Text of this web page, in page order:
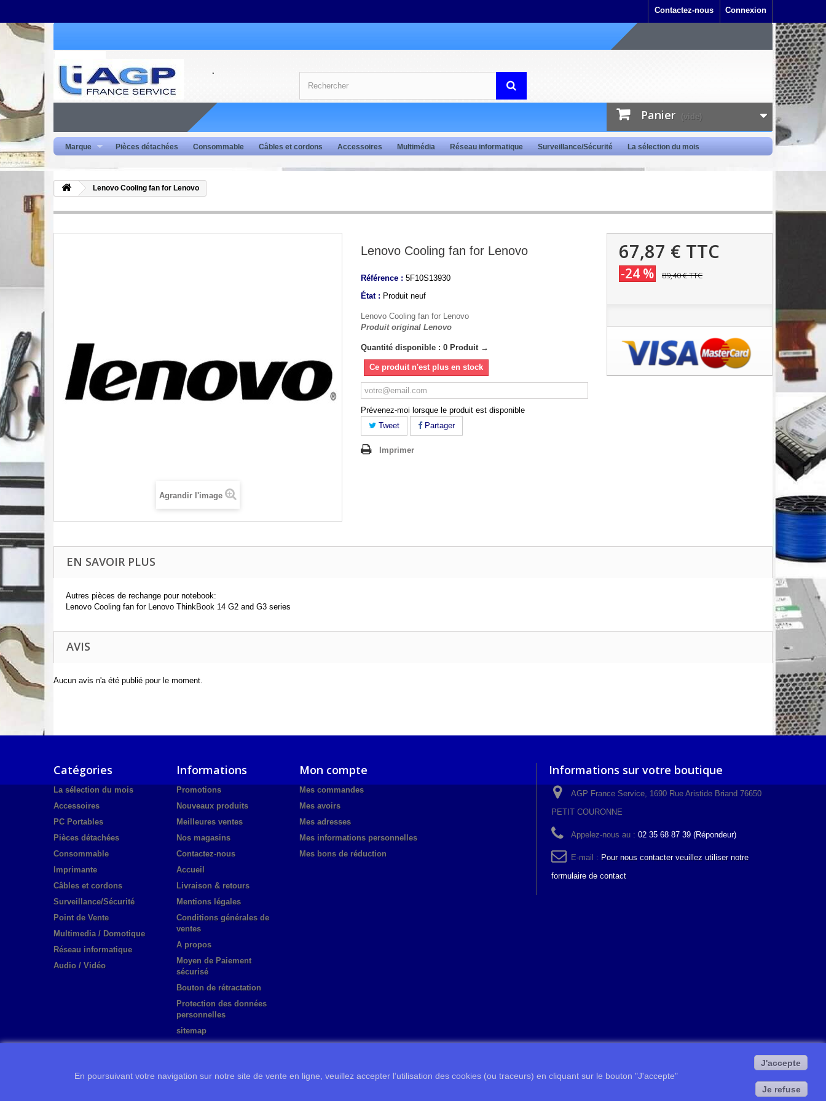
Connexion
Contactez-nous
Panier (vide)
Marque Pièces détachées Consommable Câbles et cordons Accessoires Multimédia Réseau informatique Surveillance/Sécurité La sélection du mois
Lenovo Cooling fan for Lenovo
Agrandir l'image
Lenovo Cooling fan for Lenovo
Référence : 5F10S13930
État : Produit neuf
Lenovo Cooling fan for Lenovo
Produit original Lenovo
Quantité disponible : 0 Produit →
Ce produit n'est plus en stock
Prévenez-moi lorsque le produit est disponible
Tweet
Partager
Imprimer
67,87 € TTC
-24 % 89,40 €TTC
EN SAVOIR PLUS
Autres pièces de rechange pour notebook:
Lenovo Cooling fan for Lenovo ThinkBook 14 G2 and G3 series
AVIS
Aucun avis n'a été publié pour le moment.
Catégories
La sélection du mois
Accessoires
PC Portables
Pièces détachées
Consommable
Imprimante
Câbles et cordons
Surveillance/Sécurité
Point de Vente
Multimedia / Domotique
Réseau informatique
Audio / Vidéo
Informations
Promotions
Nouveaux produits
Meilleures ventes
Nos magasins
Contactez-nous
Accueil
Livraison & retours
Mentions légales
Conditions générales de
ventes
A propos
Moyen de Paiement
sécurisé
Bouton de rétractation
Protection des données
personnelles
sitemap
Mon compte
Mes commandes
Mes avoirs
Mes adresses
Mes informations personnelles
Mes bons de réduction
Informations sur votre boutique
AGP France Service, 1690 Rue Aristide Briand 76650
PETIT COURONNE
Appelez-nous au : 02 35 68 87 39 (Répondeur)
E-mail : Pour nous contacter veuillez utiliser notre
formulaire de contact
En poursuivant votre navigation sur notre site de vente en ligne, veuillez accepter l’utilisation des cookies (ou traceurs) en cliquant sur le bouton "J'accepte"
J'accepte
Je refuse